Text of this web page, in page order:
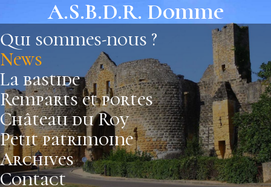
A.S.B.D.R. Domme
Qui sommes-nous ?
News
La bastide
Remparts et portes
Château du Roy
Petit patrimoine
Archives
Contact